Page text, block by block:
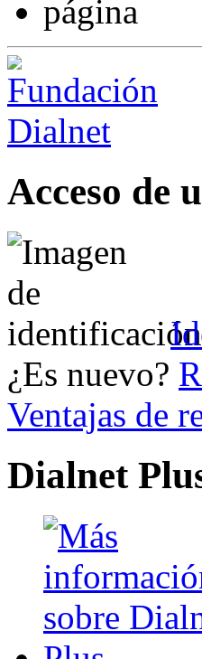
Acceso de
¿Es nuevo?
Ventajas de
Dialnet